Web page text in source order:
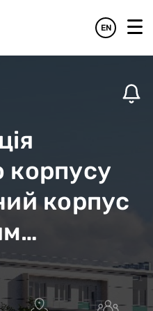
EN
корпусу
корпус